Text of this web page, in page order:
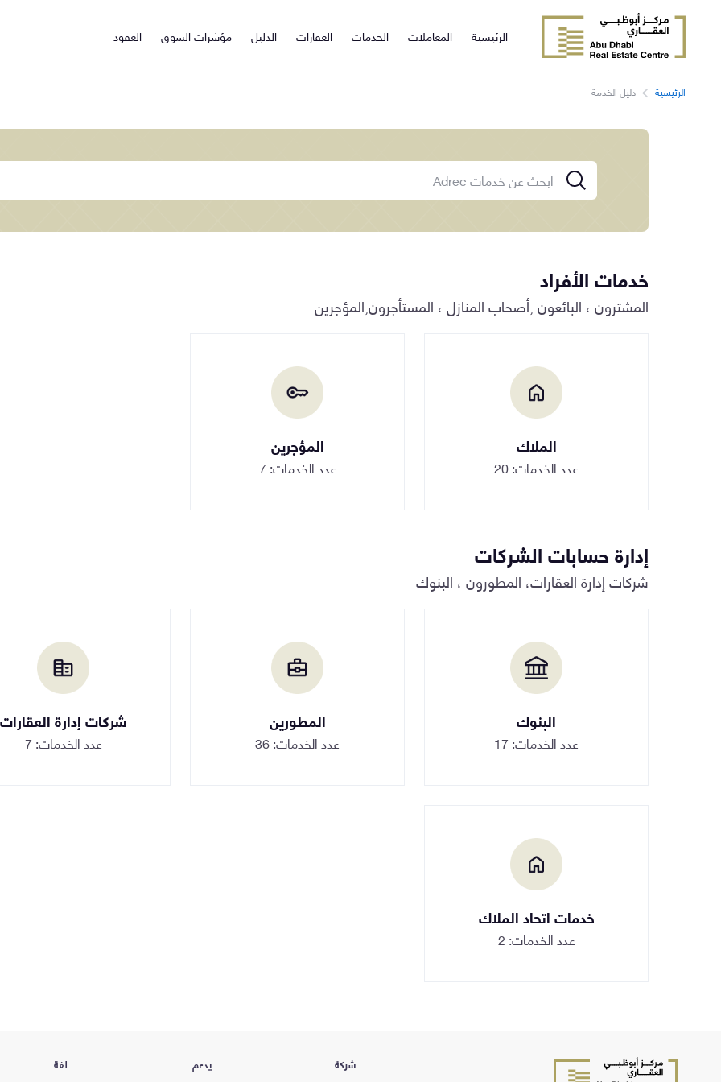
الرئيسية المعاملات الخدمات العقارات الدليل مؤشرات السوق العقود
الرئيسية دليل الخدمة
خدمات الأفراد
المشترون ، البائعون ,أصحاب المنازل ، المستأجرون,المؤجرين
الملاك
عدد الخدمات: 20
المؤجرين
عدد الخدمات: 7
إدارة حسابات الشركات
شركات إدارة العقارات، المطورون ، البنوك
البنوك
عدد الخدمات: 17
المطورين
عدد الخدمات: 36
شركات إدارة العقارات
عدد الخدمات: 7
خدمات اتحاد الملاك
عدد الخدمات: 2
شركة
يدعم
لغة